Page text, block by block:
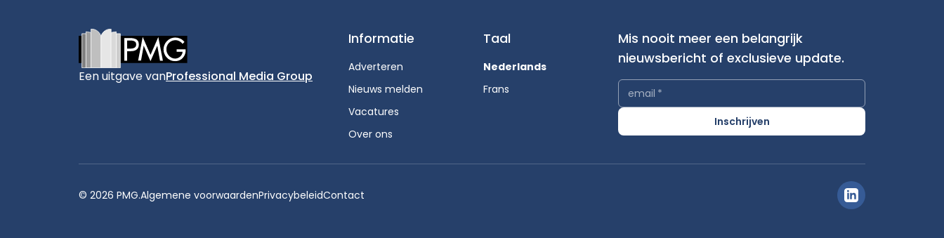
Een uitgave vanProfessional Media Group
Informatie
Adverteren
Nieuws melden
Vacatures
Over ons
Taal
Nederlands
Frans
Mis nooit meer een belangrijk
nieuwsbericht of exclusieve update.
email *
Inschrijven
© 2026 PMG.Algemene voorwaardenPrivacybeleidContact